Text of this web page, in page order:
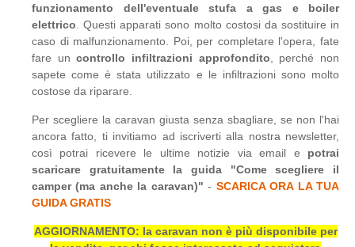
funzionamento dell'eventuale stufa a gas e boiler
elettrico. Questi apparati sono molto costosi da sostituire in
caso di malfunzionamento. Poi, per completare l'opera, fate
fare uncontrollo infiltrazioni approfondito, perché non
sapete come è stata utilizzato e le infiltrazioni sono molto
costose da riparare.
Per scegliere la caravan giusta senza sbagliare, se non l'hai
ancora fatto, ti invitiamo ad iscriverti alla nostra newsletter,
così potrai ricevere le ultime notizie via email e potrai
scaricare gratuitamente la guida "Come scegliere il
camper (ma anche la caravan)" - SCARICA ORA LA TUA
GUIDA GRATIS
AGGIORNAMENTO: la caravan non è più disponibile per